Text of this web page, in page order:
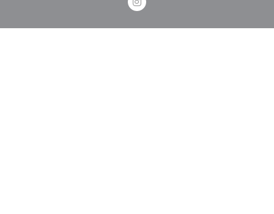
Instagram ((新しいウィンドウ